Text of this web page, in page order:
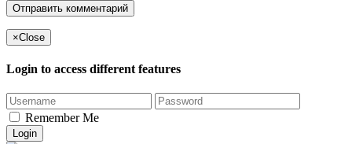
×Close
Login to access different features
Remember Me
Login